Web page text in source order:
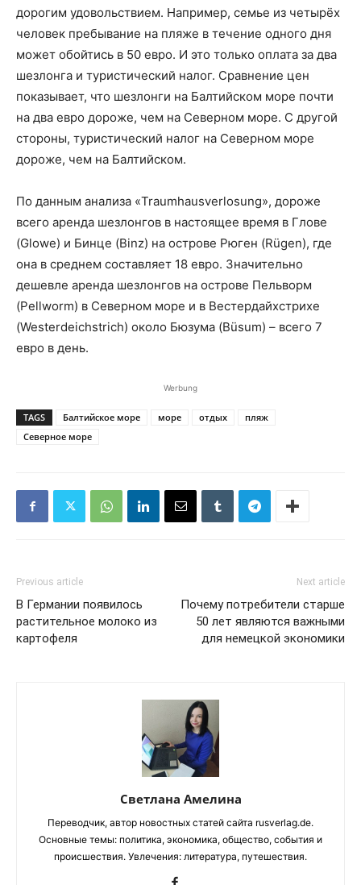
дорогим удовольствием. Например, семье из четырёх
человек пребывание на пляже в течение одного дня
может обойтись в 50 евро. И это только оплата за два
шезлонга и туристический налог. Сравнение цен
показывает, что шезлонги на Балтийском море почти
на два евро дороже, чем на Северном море. С другой
стороны, туристический налог на Северном море
дороже, чем на Балтийском.
По данным анализа «Traumhausverlosung», дороже
всего аренда шезлонгов в настоящее время в Глове
(Glowe) и Бинце (Binz) на острове Рюген (Rügen), где
она в среднем составляет 18 евро. Значительно
дешевле аренда шезлонгов на острове Пельворм
(Pellworm) в Северном море и в Вестердайхстрихе
(Westerdeichstrich) около Бюзума (Büsum) – всего 7
евро в день.
Werbung
TAGS Балтийское море море отдых
пляж
Северное море
Previous article
В Германии появилось
растительное молоко из
картофеля
Next article
Почему потребители старше
50 лет являются важными
для немецкой экономики
Светлана Амелина
Переводчик, автор новостных статей сайта rusverlag.de.
Основные темы: политика, экономика, общество, события и
происшествия. Увлечения: литература, путешествия.